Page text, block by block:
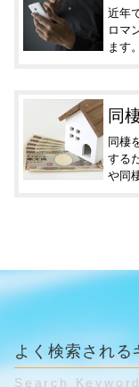
近年
ロマ
ます
同
同棲
する
や同
よく検索される
Search Keyword